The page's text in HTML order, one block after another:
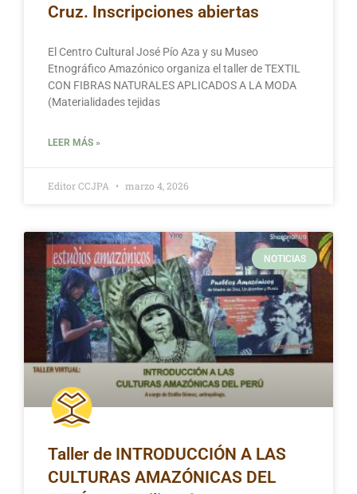
Cruz. Inscripciones abiertas
El Centro Cultural José Pío Aza y su Museo
Etnográfico Amazónico organiza el taller de TEXTIL
CON FIBRAS NATURALES APLICADOS A LA MODA
(Materialidades tejidas
LEER MÁS »
Editor CCJPA marzo 4, 2026
NOTICIAS
Taller de INTRODUCCIÓN A LAS
CULTURAS AMAZÓNICAS DEL